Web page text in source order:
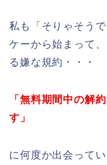
私も「そりゃそう
ケーから始まって
る嫌な規約・・・
「無料期間中の解
す」
に何度か出会ってい